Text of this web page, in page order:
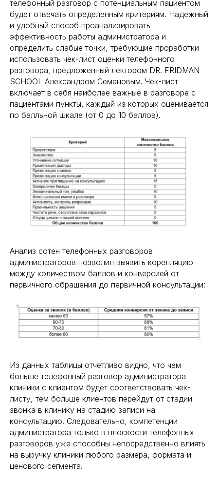
телефонный разговор с потенциальным пациентом
будет отвечать определенным критериям. Надежный
и удобный способ проанализировать
эффективность работы администратора и
определить слабые точки, требующие проработки –
использовать чек-лист оценки телефонного
разговора, предложенный лектором DR. FRIDMAN
SCHOOL Александром Семеновым. Чек-лист
включает в себя наиболее важные в разговоре с
пациентами пункты, каждый из которых оценивается
по балльной шкале (от 0 до 10 баллов).
Анализ сотен телефонных разговоров
администраторов позволил выявить корелляцию
между количеством баллов и конверсией от
первичного обращения до первичной консультации:
Из данных таблицы отчетливо видно, что чем
больше телефонный разговор администратора
клиники с клиентом будет соответствовать чек-
листу, тем больше клиентов перейдут от стадии
звонка в клинику на стадию записи на
консультацию. Следовательно, компетенции
администратора только в плоскости телефонных
разговоров уже способны непосредственно влиять
на выручку клиники любого размера, формата и
ценового сегмента.